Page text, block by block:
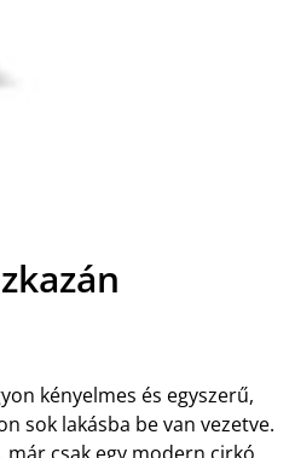
kényelmes és egyszerű,
sok lakásba be van vezetve.